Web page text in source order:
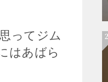
ってジム
はあばら